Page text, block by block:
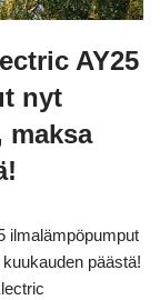
AY25
nyt
maksa
ilmalämpöpumput
päästä!